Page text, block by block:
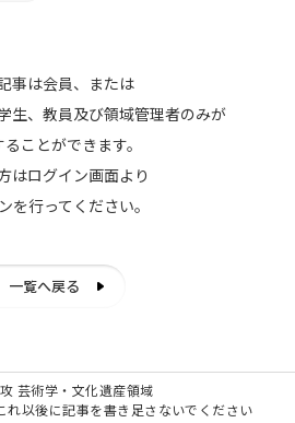
事は会員、または
生、教員及び領域管理者のみが
ことができます。
はログイン画面より
を行ってください。
一覧へ戻る
芸術学・文化遺産領域
れ以後に記事を書き足さないでください